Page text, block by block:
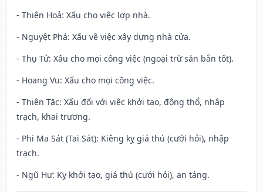
- Thiên Hoả: Xấu cho việc lợp nhà.
- Nguyệt Phá: Xấu về việc xây dựng nhà cửa.
- Thụ Tử: Xấu cho mọi công việc (ngoại trừ săn bắn tốt).
- Hoang Vu: Xấu cho mọi công việc.
- Thiên Tặc: Xấu đối với việc khởi tạo, động thổ, nhập
trạch, khai trương.
- Phi Ma Sát (Tai Sát): Kiêng kỵ giá thú (cưới hỏi), nhập
trạch.
- Ngũ Hư: Kỵ khởi tạo, giá thú (cưới hỏi), an táng.